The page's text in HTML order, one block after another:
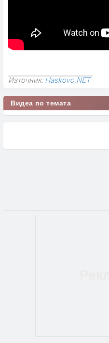
Източник:Haskovo.NET
Видеа по темата